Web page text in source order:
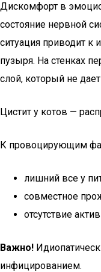
Дискомфорт в
состояние нервной
ситуация приводит к
пузыря. На стенках
слой, который не
Цистит у котов —
К провоцирующим
лишний все у
совместное
отсутствие
Важно!
инфицированием.